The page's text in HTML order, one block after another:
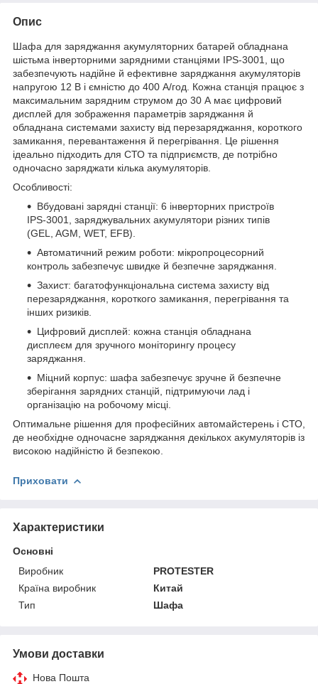
Опис
Шафа для заряджання акумуляторних батарей обладнана
шістьма інверторними зарядними станціями IPS-3001, що
забезпечують надійне й ефективне заряджання акумуляторів
напругою 12 В і ємністю до 400 А/год. Кожна станція працює з
максимальним зарядним струмом до 30 А має цифровий
дисплей для зображення параметрів заряджання й
обладнана системами захисту від перезаряджання, короткого
замикання, перевантаження й перегрівання. Це рішення
ідеально підходить для СТО та підприємств, де потрібно
одночасно заряджати кілька акумуляторів.
Особливості:
Вбудовані зарядні станції: 6 інверторних пристроїв
IPS-3001, заряджувальних акумулятори різних типів
(GEL, AGM, WET, EFB).
Автоматичний режим роботи: мікропроцесорний
контроль забезпечує швидке й безпечне заряджання.
Захист: багатофункціональна система захисту від
перезаряджання, короткого замикання, перегрівання та
інших ризиків.
Цифровий дисплей: кожна станція обладнана
дисплеєм для зручного моніторингу процесу
заряджання.
Міцний корпус: шафа забезпечує зручне й безпечне
зберігання зарядних станцій, підтримуючи лад і
організацію на робочому місці.
Оптимальне рішення для професійних автомайстерень і СТО,
де необхідне одночасне заряджання декількох акумуляторів із
високою надійністю й безпекою.
Приховати
Характеристики
Основні
Виробник
PROTESTER
Країна виробник
Китай
Тип
Шафа
Умови доставки
Нова Пошта